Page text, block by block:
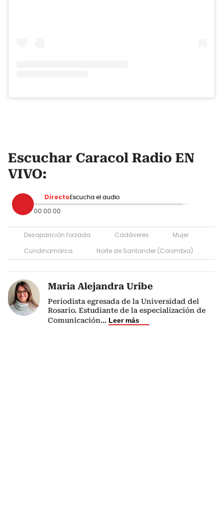
Escuchar Caracol Radio EN
VIVO:
Directo Escucha el audio
00:00:00
Desaparición forzada Cadáveres
Mujer
Cundinamarca
Norte de Santander (Colombia)
Maria Alejandra Uribe
Periodista egresada de la Universidad del
Rosario. Estudiante de la especialización de
Comunicación... Leer más